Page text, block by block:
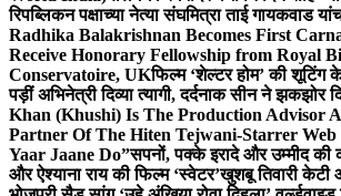
रिपब्लिकन पक्षाच्या नेत्या संघमित्रा ताई गायकवाड
Radhika Balakrishnan Becomes First
Receive Honorary Fellowship from Royal
Conservatoire, UKफिल्म ‘शेल्टर होम’ की शूटिंग
पड़ीं अभिनेत्री दिव्या त्यागी, दर्दनाक सीन ने झकझोर
Khan (Khushi) Is The Production Advisor
Partner Of The Hiten Tejwani-Starrer Web
Yaar Jaane Do”सपनों, पक्के इरादे और उम्मीद की
और ऐश्याना राय की फिल्म ‘स्वेटर’खुशबू तिवारी केटी